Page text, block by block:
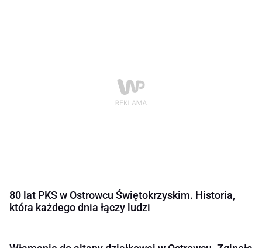
80 lat PKS w Ostrowcu Świętokrzyskim. Historia,
która każdego dnia łączy ludzi